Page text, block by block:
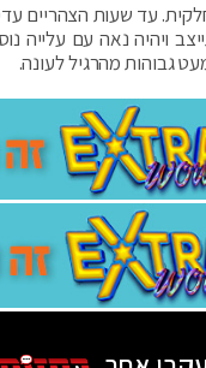
עד שעות הצהריים
ויהיה נאה עם עלייה
גבוהות מהרגיל לעונה.